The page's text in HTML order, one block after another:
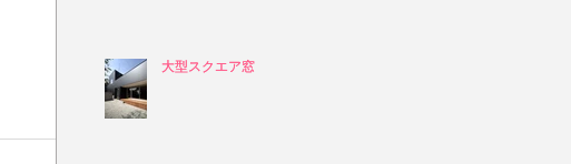
大型スクエア窓
大型スクエア窓